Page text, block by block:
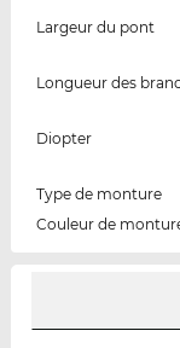
Largeur du pont
Longueur des
Diopter
Type de monture
Couleur de